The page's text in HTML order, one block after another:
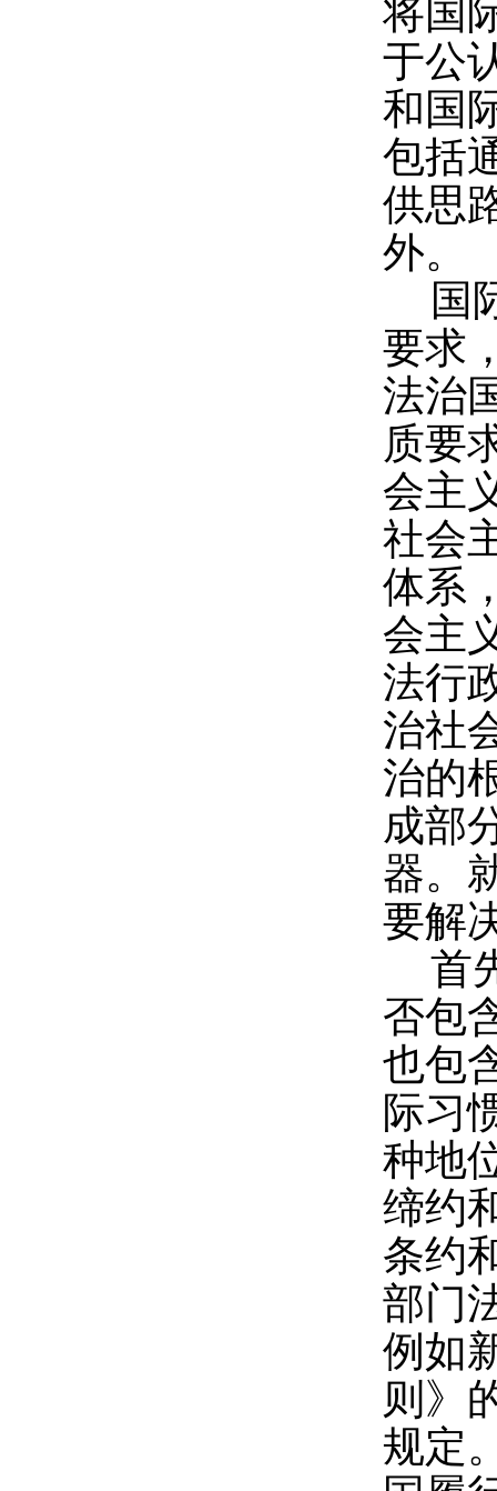
将国
于公
和国
包括
供思
外。
国
要求
法治
质要
会主
社会
体系
会主
法行
治社
治的
成部
器。
要解
首
否包
也包
际习
种地
缔约
条约
部门
例如
则》
规定